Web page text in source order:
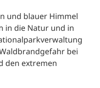
und blauer Himmel
in die Natur und in
bei
den extremen